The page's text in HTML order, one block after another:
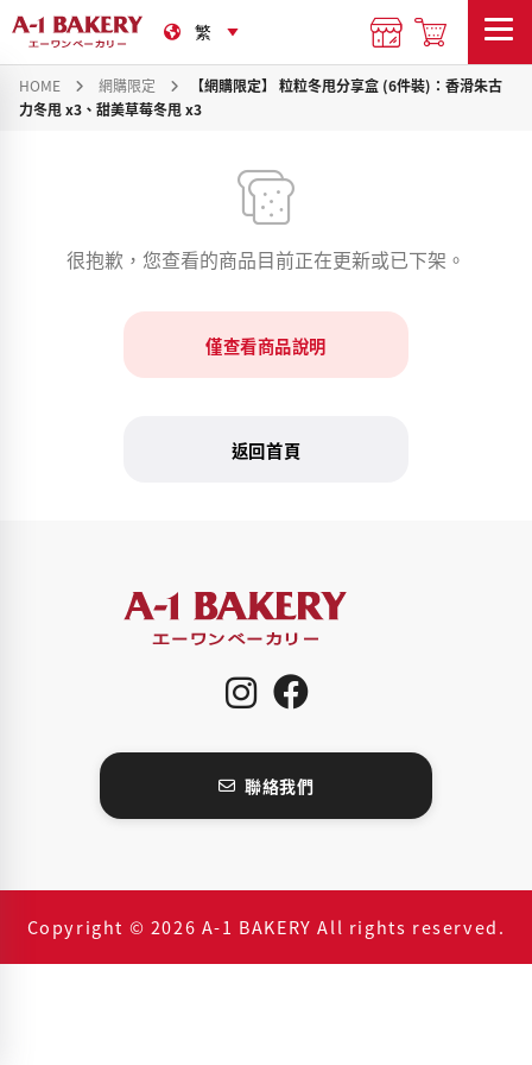
HOME 網購限定
【網購限定】 粒粒冬甩分享盒 (6件裝)：香滑朱古
力冬甩 x3、甜美草莓冬甩 x3
很抱歉，您查看的商品目前正在更新或已下架。
僅查看商品說明
返回首頁
聯絡我們
Copyright © 2026 A-1 BAKERY All rights reserved.